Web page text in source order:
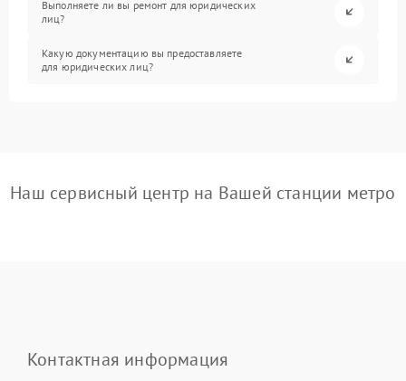
Выполняете ли вы ремонт для юридических
лиц?
Какую документацию вы предоставляете
для юридических лиц?
Наш сервисный центр на Вашей станции метро
Контактная информация